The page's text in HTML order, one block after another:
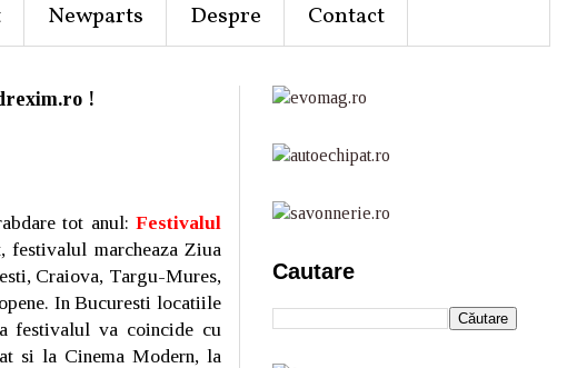
Newparts Despre Contact
!
tot anul: Festivalul
marcheaza Ziua
Craiova, Targu-Mures,
In Bucuresti locatiile
festivalul va coincide cu
si la Cinema Modern, la
Cautare